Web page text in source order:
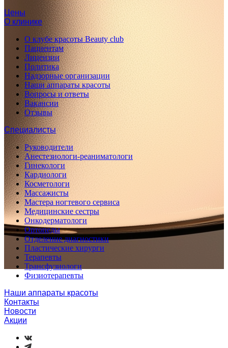
Цены
О клинике
О клубе красоты Beauty club
Пациентам
Лицензии
Политика
Надзорные организации
Наши аппараты красоты
Вопросы и ответы
Вакансии
Отзывы
Специалисты
Руководители
Анестезиологи-реаниматологи
Гинекологи
Кардиологи
Косметологи
Массажисты
Мастера ногтевого сервиса
Медицинские сестры
Онкодерматологи
Ортопеды
Отделение диагностики
Пластические хирурги
Терапевты
Трансфузиологи
Физиотерапевты
Наши аппараты красоты
Контакты
Новости
Акции